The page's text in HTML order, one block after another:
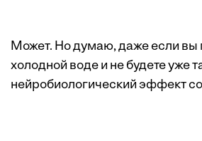
Может. Но думаю, даже если вы
холодной воде и не будете уже
нейробиологический эффект